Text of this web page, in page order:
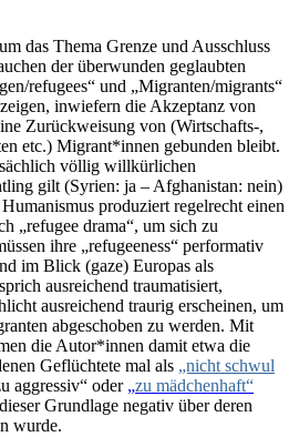
das Thema Grenze und Ausschluss
der überwunden geglaubten
refugees“ und „Migranten/migrants“
inwiefern die Akzeptanz von
Zurückweisung von (Wirtschafts-,
etc.) Migrant*innen gebunden bleibt.
völlig willkürlichen
gilt (Syrien: ja – Afghanistan: nein)
produziert regelrecht einen
„refugee drama“, um sich zu
ihre „refugeeness“ performativ
im Blick (gaze) Europas als
ausreichend traumatisiert,
ausreichend traurig erscheinen, um
abgeschoben zu werden. Mit
die Autor*innen damit etwa die
Geflüchtete mal als „nicht schwul
aggressiv“ oder „zu mädchenhaft“
Grundlage negativ über deren
wurde.